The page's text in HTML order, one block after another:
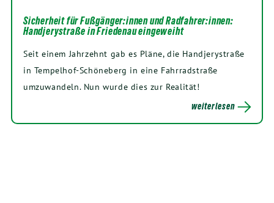
Sicherheit für Fußgänger:innen und Radfahrer:innen:
Handjerystraße in Friedenau eingeweiht
Seit einem Jahrzehnt gab es Pläne, die Handjerystraße
in Tempelhof-Schöneberg in eine Fahrradstraße
umzuwandeln. Nun wurde dies zur Realität!
weiterlesen